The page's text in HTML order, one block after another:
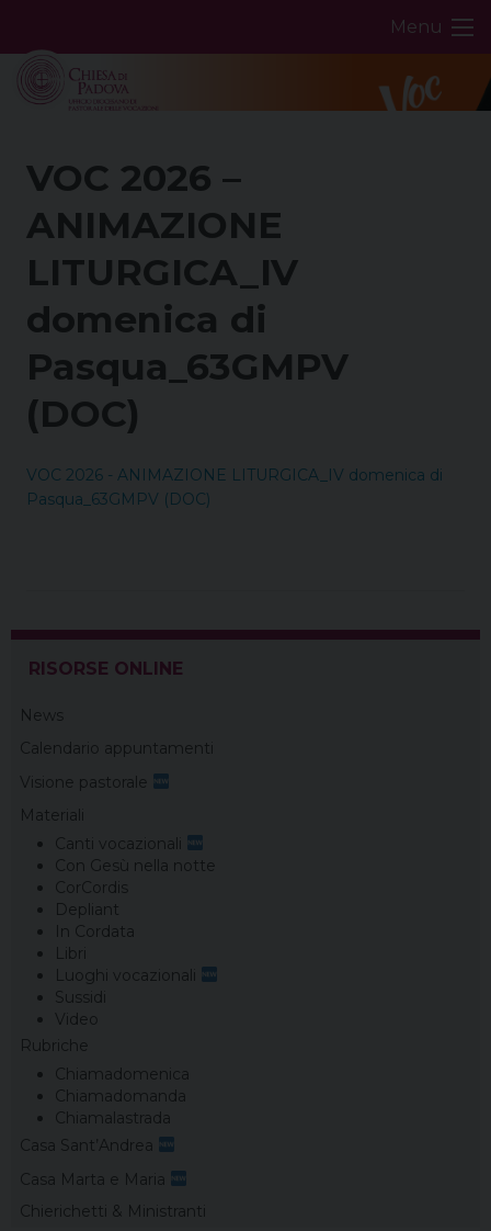
content
Menu
VOC 2026 –
ANIMAZIONE
LITURGICA_IV
domenica di
Pasqua_63GMPV
(DOC)
VOC 2026 - ANIMAZIONE LITURGICA_IV domenica di
Pasqua_63GMPV (DOC)
RISORSE ONLINE
News
Calendario appuntamenti
Visione pastorale
Materiali
Canti vocazionali
Con Gesù nella notte
CorCordis
Depliant
In Cordata
Libri
Luoghi vocazionali
Sussidi
Video
Rubriche
Chiamadomenica
Chiamadomanda
Chiamalastrada
Casa Sant’Andrea
Casa Marta e Maria
Chierichetti & Ministranti